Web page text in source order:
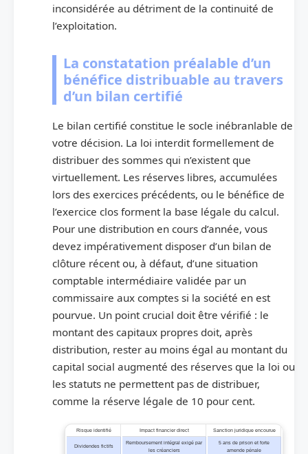
inconsidérée au détriment de la continuité de
l’exploitation.
La constatation préalable d’un
bénéfice distribuable au travers
d’un bilan certifié
Le bilan certifié constitue le socle inébranlable de
votre décision. La loi interdit formellement de
distribuer des sommes qui n’existent que
virtuellement. Les réserves libres, accumulées
lors des exercices précédents, ou le bénéfice de
l’exercice clos forment la base légale du calcul.
Pour une distribution en cours d’année, vous
devez impérativement disposer d’un bilan de
clôture récent ou, à défaut, d’une situation
comptable intermédiaire validée par un
commissaire aux comptes si la société en est
pourvue. Un point crucial doit être vérifié : le
montant des capitaux propres doit, après
distribution, rester au moins égal au montant du
capital social augmenté des réserves que la loi ou
les statuts ne permettent pas de distribuer,
comme la réserve légale de 10 pour cent.
Risque identifié Impact financier direct Sanction juridique encourue
Dividendes fictifs
Remboursement intégral exigé par
les créanciers
5 ans de prison et forte
amende pénale